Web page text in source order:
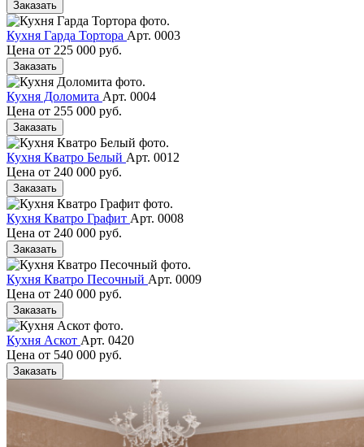
Заказать
Кухня Гарда Тортора Арт. 0003
Цена от 225 000 руб.
Заказать
Кухня Доломита Арт. 0004
Цена от 255 000 руб.
Заказать
Кухня Кватро Белый Арт. 0012
Цена от 240 000 руб.
Заказать
Кухня Кватро Графит Арт. 0008
Цена от 240 000 руб.
Заказать
Кухня Кватро Песочный Арт. 0009
Цена от 240 000 руб.
Заказать
Кухня Аскот Арт. 0420
Цена от 540 000 руб.
Заказать